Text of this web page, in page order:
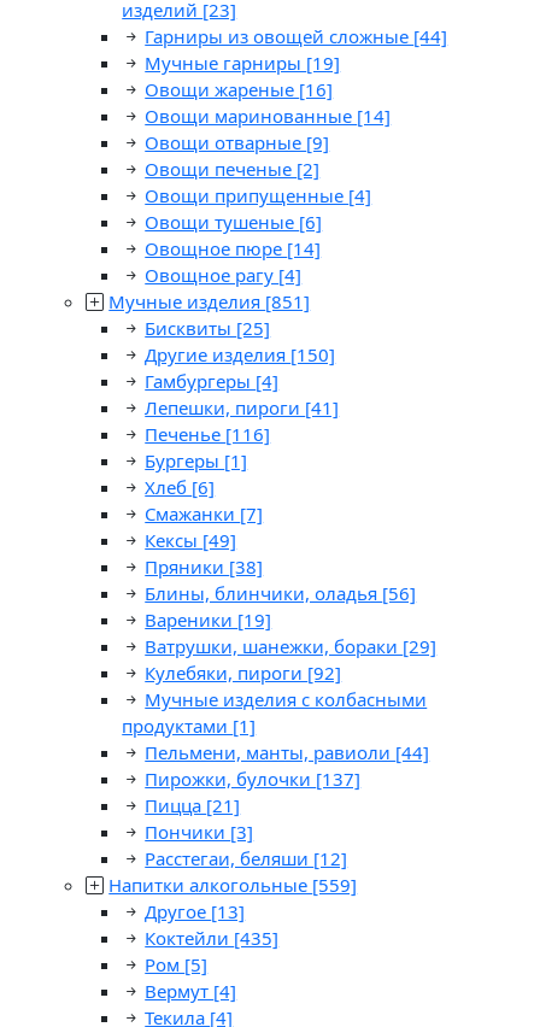
изделий [23]
Гарниры из овощей сложные [44]
Мучные гарниры [19]
Овощи жареные [16]
Овощи маринованные [14]
Овощи отварные [9]
Овощи печеные [2]
Овощи припущенные [4]
Овощи тушеные [6]
Овощное пюре [14]
Овощное рагу [4]
Мучные изделия [851]
Бисквиты [25]
Другие изделия [150]
Гамбургеры [4]
Лепешки, пироги [41]
Печенье [116]
Бургеры [1]
Хлеб [6]
Смажанки [7]
Кексы [49]
Пряники [38]
Блины, блинчики, оладья [56]
Вареники [19]
Ватрушки, шанежки, бораки [29]
Кулебяки, пироги [92]
Мучные изделия с колбасными
продуктами [1]
Пельмени, манты, равиоли [44]
Пирожки, булочки [137]
Пицца [21]
Пончики [3]
Расстегаи, беляши [12]
Напитки алкогольные [559]
Другое [13]
Коктейли [435]
Ром [5]
Вермут [4]
Текила [4]